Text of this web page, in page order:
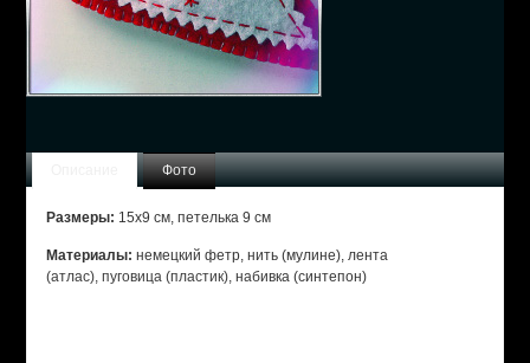
Фото
Размеры: 15х9 см, петелька 9 см
Материалы: немецкий фетр, нить (мулине), лента
(атлас), пуговица (пластик), набивка (синтепон)